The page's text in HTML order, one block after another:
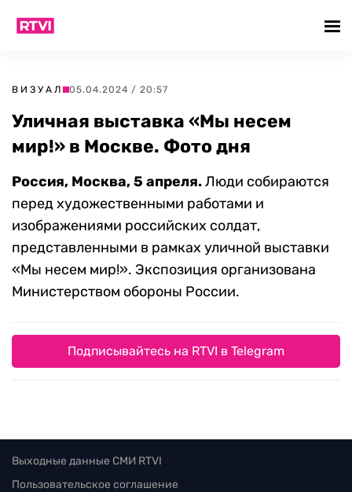
ВИЗУАЛ 05.04.2024 / 20:57
Уличная выставка «Мы несем
мир!» в Москве. Фото дня
Россия, Москва, 5 апреля.Люди собираются
перед художественными работами и
изображениями российских солдат,
представленными в рамках уличной выставки
«Мы несем мир!». Экспозиция организована
Министерством обороны России.
Подписывайтесь на RTVI в Telegram
Выходные данные СМИ RTVI
Пользовательское соглашение